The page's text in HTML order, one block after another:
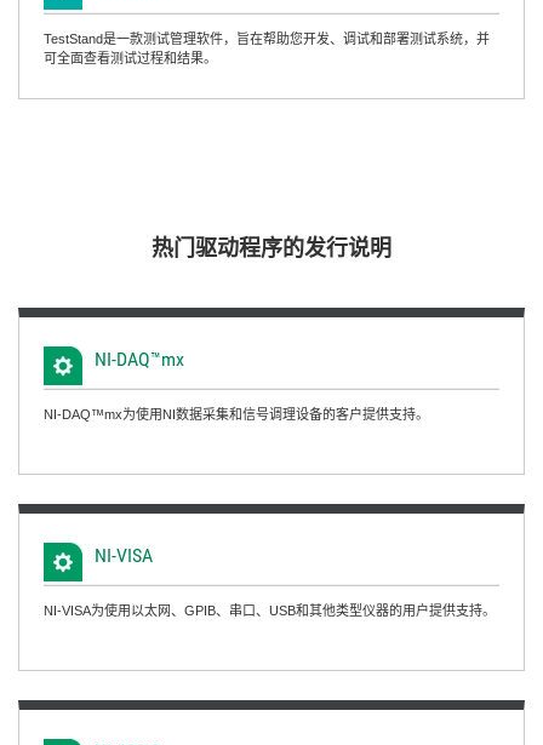
TestStand是一款测试管理软件，旨在帮助您开发、调试和部署测试系统，并
可全面查看测试过程和结果。
热门驱动程序的发行说明
NI-DAQ™mx
NI-DAQ™mx为使用NI数据采集和信号调理设备的客户提供支持。
NI-VISA
NI-VISA为使用以太网、GPIB、串口、USB和其他类型仪器的用户提供支持。